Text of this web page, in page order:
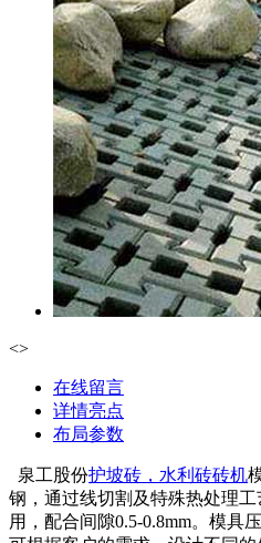
<>
在线留言
详情亮点
布局参数
泉工股份护坡砖，水利砖砖机
钢，通过线切割及特殊热处理
用，配合间隙0.5-0.8mm。模具